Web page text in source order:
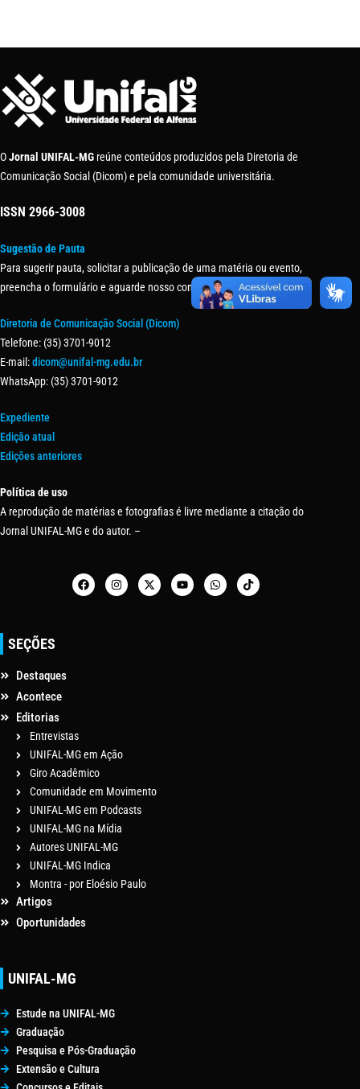
OJornal UNIFAL-MG reúne conteúdos produzidos pela Diretoria de
Comunicação Social (Dicom) e pela comunidade universitária.
ISSN 2966-3008
Sugestão de Pauta
Para sugerir pauta, solicitar a publicação de uma matéria ou evento,
preencha o formulário e aguarde nosso contato.
Diretoria de Comunicação Social (Dicom)
Telefone: (35) 3701-9012
E-mail:dicom@unifal-mg.edu.br
WhatsApp: (35) 3701-9012
Expediente
Edição atual
Edições anteriores
Política de uso
A reprodução de matérias e fotografias é livre mediante a citação do
Jornal UNIFAL-MG e do autor. –
SEÇÕES
Destaques
Acontece
Editorias
Entrevistas
UNIFAL-MG em Ação
Giro Acadêmico
Comunidade em Movimento
UNIFAL-MG em Podcasts
UNIFAL-MG na Mídia
Autores UNIFAL-MG
UNIFAL-MG Indica
Montra - por Eloésio Paulo
Artigos
Oportunidades
UNIFAL-MG
Estude na UNIFAL-MG
Graduação
Pesquisa e Pós-Graduação
Extensão e Cultura